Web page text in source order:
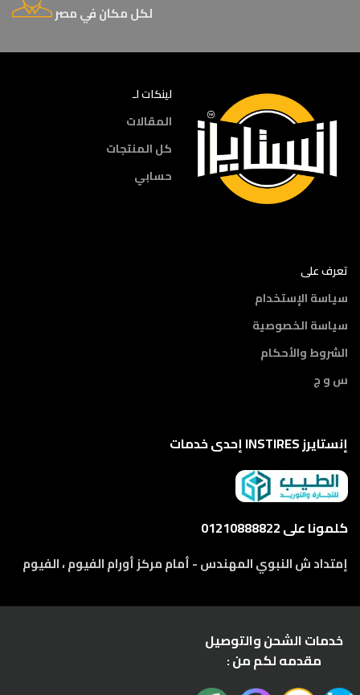
لكل مكان في مصر
لينكات لـ
المقالات
كل المنتجات
حسابي
تعرف على
سياسة الإستخدام
سياسة الخصوصية
الشروط والأحكام
س و ج
إنستايرز INSTIRES إحدى خدمات
كلمونا على 01210888822
إمتداد ش النبوي المهندس - أمام مركز أورام الفيوم ، الفيوم
خدمات الشحن والتوصيل
مقدمه لكم من :